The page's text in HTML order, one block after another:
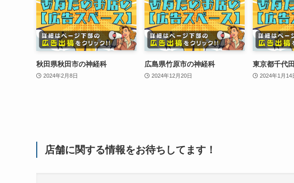
秋田県秋田市の神経科
2024年2月8日
広島県竹原市の神経科
2024年12月20日
東京都千代
2024年1月14
店舗に関する情報をお待ちしてます！